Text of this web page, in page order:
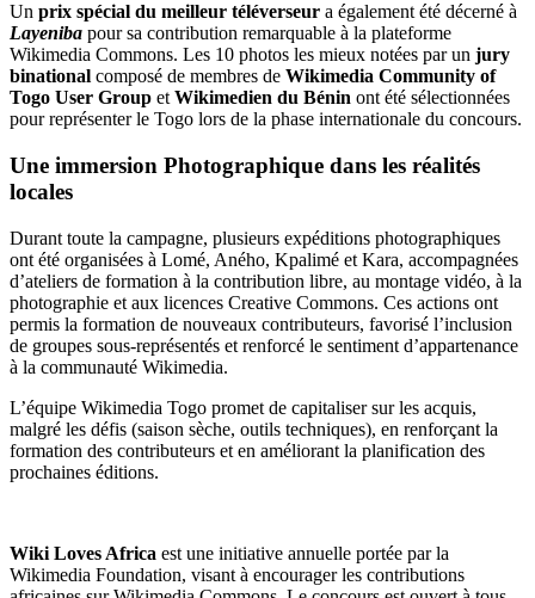
Un prix spécial du meilleur téléverseur a également été décerné à
Layeniba pour sa contribution remarquable à la plateforme
Wikimedia Commons. Les 10 photos les mieux notées par un jury
binational composé de membres de Wikimedia Community of
Togo User Group et Wikimedien du Bénin ont été sélectionnées
pour représenter le Togo lors de la phase internationale du concours.
Une immersion Photographique dans les réalités
locales
Durant toute la campagne, plusieurs expéditions photographiques
ont été organisées à Lomé, Aného, Kpalimé et Kara, accompagnées
d’ateliers de formation à la contribution libre, au montage vidéo, à la
photographie et aux licences Creative Commons. Ces actions ont
permis la formation de nouveaux contributeurs, favorisé l’inclusion
de groupes sous-représentés et renforcé le sentiment d’appartenance
à la communauté Wikimedia.
L’équipe Wikimedia Togo promet de capitaliser sur les acquis,
malgré les défis (saison sèche, outils techniques), en renforçant la
formation des contributeurs et en améliorant la planification des
prochaines éditions.
Wiki Loves Africa est une initiative annuelle portée par la
Wikimedia Foundation, visant à encourager les contributions